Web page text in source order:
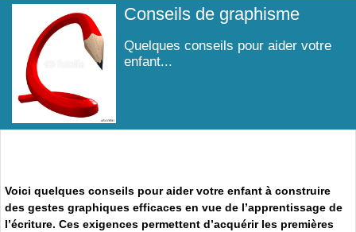
Conseils de graphisme
Quelques conseils pour aider votre
enfant...
Voici quelques conseils pour aider votre enfant à construire
des gestes graphiques efficaces en vue de l’apprentissage de
l’écriture. Ces exigences permettent d’acquérir les premières